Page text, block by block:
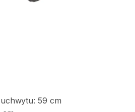
uchwytu: 59 cm